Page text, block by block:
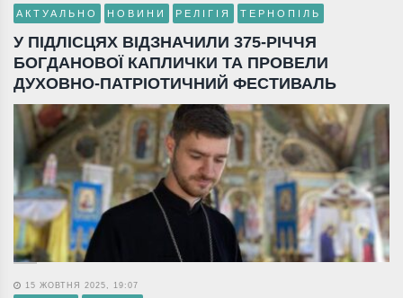
АКТУАЛЬНО НОВИНИ РЕЛІГІЯ ТЕРНОПІЛЬ
У ПІДЛІСЦЯХ ВІДЗНАЧИЛИ 375-РІЧЧЯ
БОГДАНОВОЇ КАПЛИЧКИ ТА ПРОВЕЛИ
ДУХОВНО-ПАТРІОТИЧНИЙ ФЕСТИВАЛЬ
15 ЖОВТНЯ 2025, 19:07